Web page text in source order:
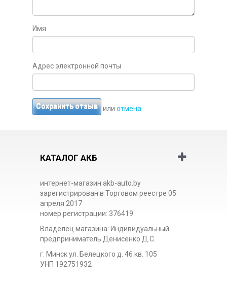
Имя
Адрес электронной почты
Сохранить отзыв или отмена
КАТАЛОГ АКБ
интернет-магазин akb-auto.by
зарегистрирован в Торговом реестре 05
апреля 2017
номер регистрации: 376419
Владелец магазина: Индивидуальный
предприниматель Денисенко Д.С.
г. Минск ул. Белецкого д. 46 кв. 105
УНП 192751932